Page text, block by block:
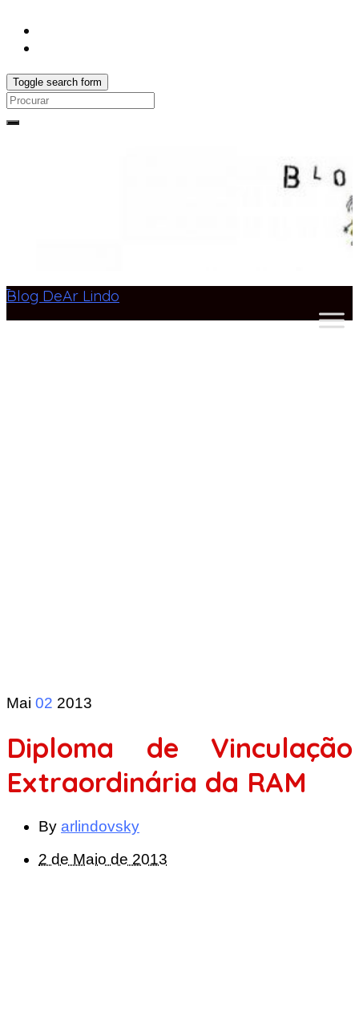
Toggle search form
Search
Blog DeAr Lindo
Mai 02 2013
Diploma de Vinculação
Extraordinária da RAM
By arlindovsky
2 de Maio de 2013